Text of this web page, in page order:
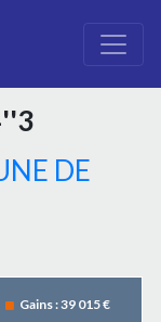
DE
Gains : 39 015 €